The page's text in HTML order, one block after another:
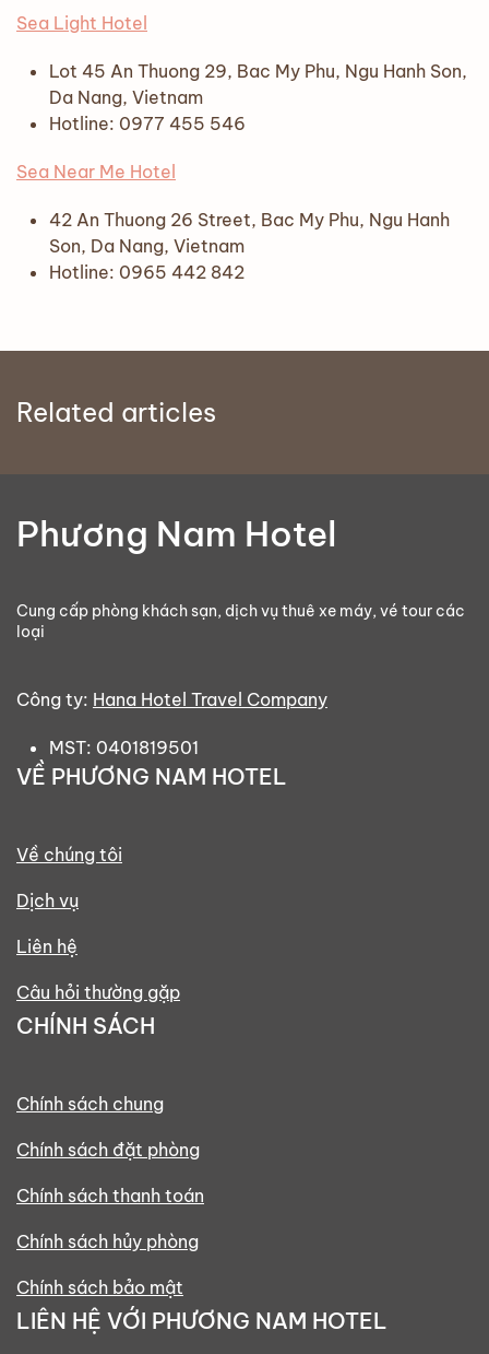
Sea Light Hotel
Lot 45 An Thuong 29, Bac My Phu, Ngu Hanh Son,
Da Nang, Vietnam
Hotline: 0977 455 546
Sea Near Me Hotel
42 An Thuong 26 Street, Bac My Phu, Ngu Hanh
Son, Da Nang, Vietnam
Hotline: 0965 442 842
Related articles
Phương Nam Hotel
Cung cấp phòng khách sạn, dịch vụ thuê xe máy, vé tour các
loại
Công ty: Hana Hotel Travel Company
MST: 0401819501
VỀ PHƯƠNG NAM HOTEL
Về chúng tôi
Dịch vụ
Liên hệ
Câu hỏi thường gặp
CHÍNH SÁCH
Chính sách chung
Chính sách đặt phòng
Chính sách thanh toán
Chính sách hủy phòng
Chính sách bảo mật
LIÊN HỆ VỚI PHƯƠNG NAM HOTEL